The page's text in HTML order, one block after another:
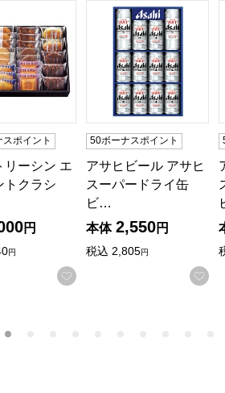
饗宴」(きょうえん)【4〜5人前・77
に登録する
リーシン エクセレントクラシック30
ポイント
リーシン エ
トクラシ
円
円
お気に入りに登録する
アサヒビール アサヒ
50ボーナスポイント
アサヒビール アサヒ
スーパードライ缶
ビ…
本体 2,550円
税込 2,805円
お
できます。